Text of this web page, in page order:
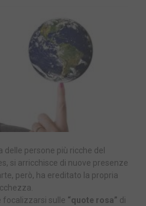
delle persone più ricche del
si arricchisce di nuove presenze
però, ha ereditato la propria
focalizzarsi sulle “quote rosa” di